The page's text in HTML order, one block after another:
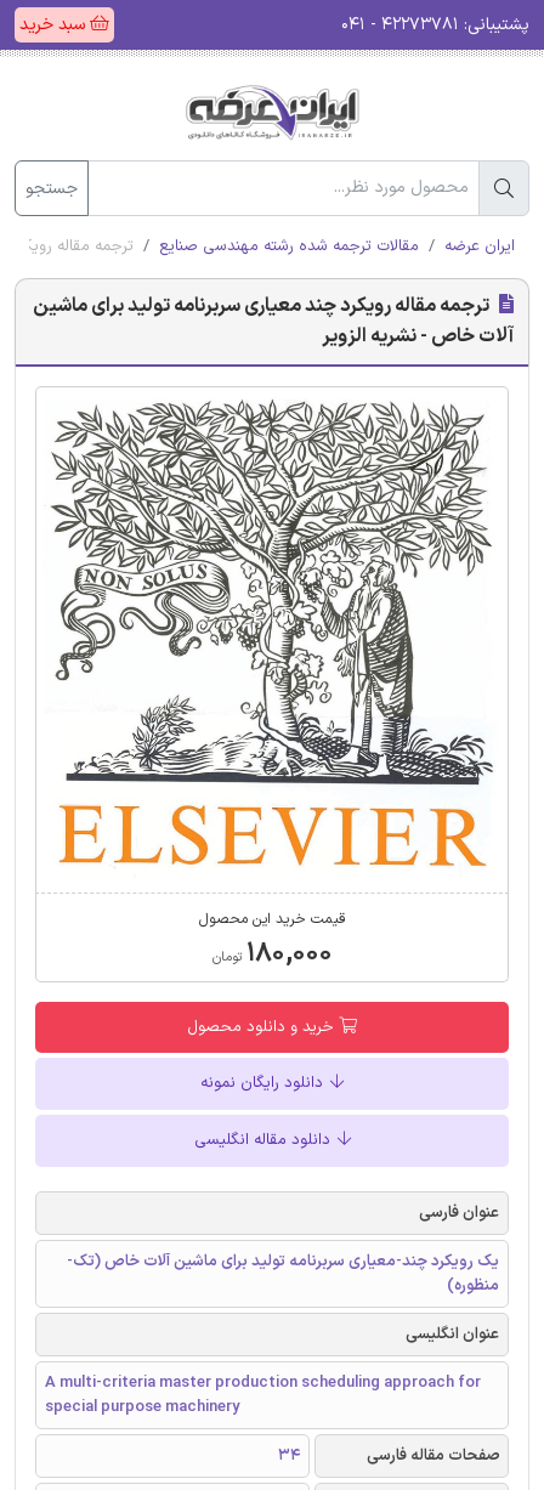
پشتیبانی: سبد خرید
جستجو
ایران عرضه مقالات ترجمه شده رشته مهندسی صنایع ترجمه مقاله
ترجمه مقاله رویکرد چند معیاری سربرنامه تولید برای ماشین
آلات خاص - نشریه الزویر
قیمت خرید این محصول
۱۸۰,۰۰۰ تومان
خرید و دانلود محصول
دانلود رایگان نمونه
دانلود مقاله انگلیسی
عنوان فارسی
یک رویکرد چند-معیاری سربرنامه تولید برای ماشین آلات خاص (تک-
منظوره)
عنوان انگلیسی
A multi-criteria master production scheduling approach for
special purpose machinery
صفحات مقاله فارسی
34